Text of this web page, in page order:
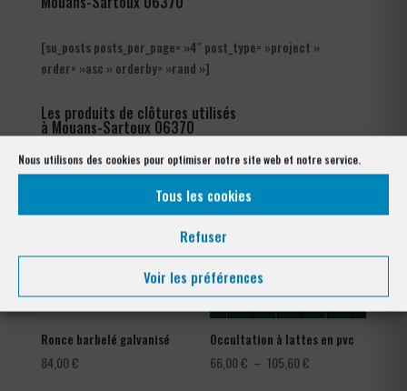
Nous utilisons des cookies pour optimiser notre site web et notre service.
Tous les cookies
Refuser
Voir les préférences
[su_posts posts_per_page= »4″ post_type= »project »
order= »asc » orderby= »rand »]
Les produits de clôtures utilisés
à Mouans-Sartoux 06370
Ronce barbelé galvanisé
84,00€
Occultation à lattes en pvc
66,00€ – 105,60€